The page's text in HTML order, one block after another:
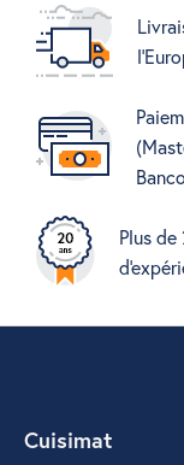
Plus de
Cuisimat